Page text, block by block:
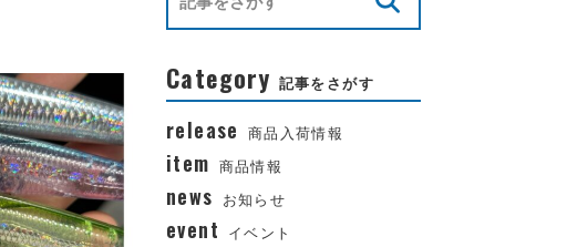
Category 記事をさがす
release 商品入荷情報
item 商品情報
news お知らせ
event イベント